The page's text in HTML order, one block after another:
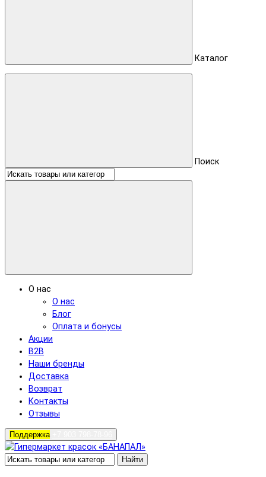
Каталог
Поиск
О нас
О нас
Блог
Оплата и бонусы
Акции
B2B
Наши бренды
Доставка
Возврат
Контакты
Отзывы
Поддержка
Найти